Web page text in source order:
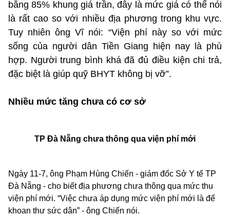
bằng 85% khung giá trần, đây là mức giá có thể nói
là rất cao so với nhiều địa phương trong khu vực.
Tuy nhiên ông Vĩ nói: “Viện phí này so với mức
sống của người dân Tiền Giang hiện nay là phù
hợp. Người trung bình khá đã đủ điều kiện chi trả,
đặc biệt là giúp quỹ BHYT không bị vỡ”.
Nhiều mức tăng chưa có cơ sở
TP Đà Nẵng chưa thông qua viện phí mới
Ngày 11-7, ông Phạm Hùng Chiến - giám đốc Sở Y tế TP
Đà Nẵng - cho biết địa phương chưa thông qua mức thu
viện phí mới. “Việc chưa áp dụng mức viện phí mới là để
khoan thư sức dân” - ông Chiến nói.